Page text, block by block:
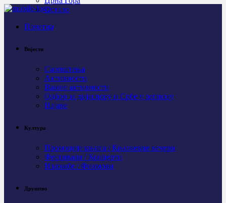
Остало
Почетна
Вијести
Саопштења
Активности
Важне активности
Одбор за дијаспору и Србе у региону
Најаве
Култура
Промоције књига / Књижевне вечери
Фестивали / Концерти
Изложбе / Филмови
Друштво